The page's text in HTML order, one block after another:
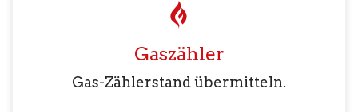
Gaszähler
Gas-Zählerstand übermitteln.